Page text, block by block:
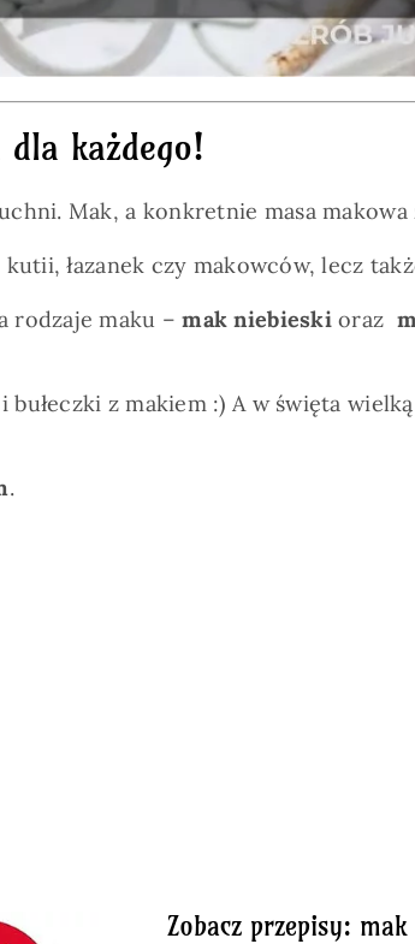
każdego!
Mak, a konkretnie masa
łazanek czy makowców, lecz
rodzaje maku –mak niebieskioraz
i bułeczki z makiem :) A w święta
.
Zobacz przepisy: mak